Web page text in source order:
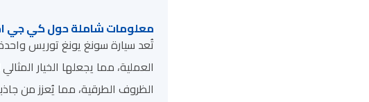
معلومات شاملة حول كي جي
العملية، مما يجعلها الخيار
الظروف الطرقية، مما يُعزز من